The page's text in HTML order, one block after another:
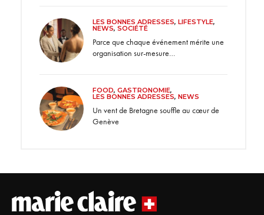
LES BONNES ADRESSES, LIFESTYLE,
NEWS, SOCIÉTÉ
Parce que chaque événement mérite une
organisation sur-mesure…
FOOD, GASTRONOMIE,
LES BONNES ADRESSES, NEWS
Un vent de Bretagne souffle au cœur de
Genève